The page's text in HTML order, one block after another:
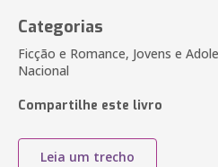
Categorias
Ficção e Romance, Jovens e
Nacional
Compartilhe este livro
Leia um trecho